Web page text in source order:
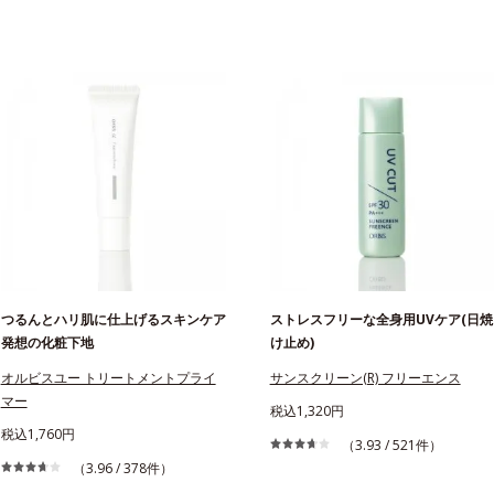
つるんとハリ肌に仕上げるスキンケア
発想の化粧下地
オルビスユー トリートメントプライ
マー
税込1,760円
（3.96 / 378件）
ストレスフリーな全身用UVケア(日焼
け止め)
サンスクリーン(R) フリーエンス
税込1,320円
（3.93 / 521件）